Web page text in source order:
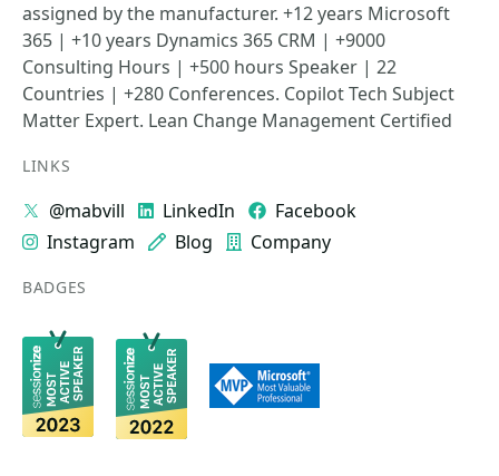
assigned by the manufacturer. +12 years Microsoft
365 | +10 years Dynamics 365 CRM | +9000
Consulting Hours | +500 hours Speaker | 22
Countries | +280 Conferences. Copilot Tech Subject
Matter Expert. Lean Change Management Certified
LINKS
@mabvill LinkedIn
Facebook
Instagram
Blog Company
BADGES